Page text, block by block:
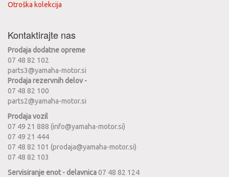
Otroška kolekcija
Kontaktirajte nas
Prodaja dodatne opreme
07 48 82 102
parts3@yamaha-motor.si
Prodaja rezervnih delov -
07 48 82 100
parts2@yamaha-motor.si
Prodaja vozil
07 49 21 888 (info@yamaha-motor.si)
07 49 21 444
07 48 82 101 (prodaja@yamaha-motor.si)
07 48 82 103
Servisiranje enot - delavnica07 48 82 124